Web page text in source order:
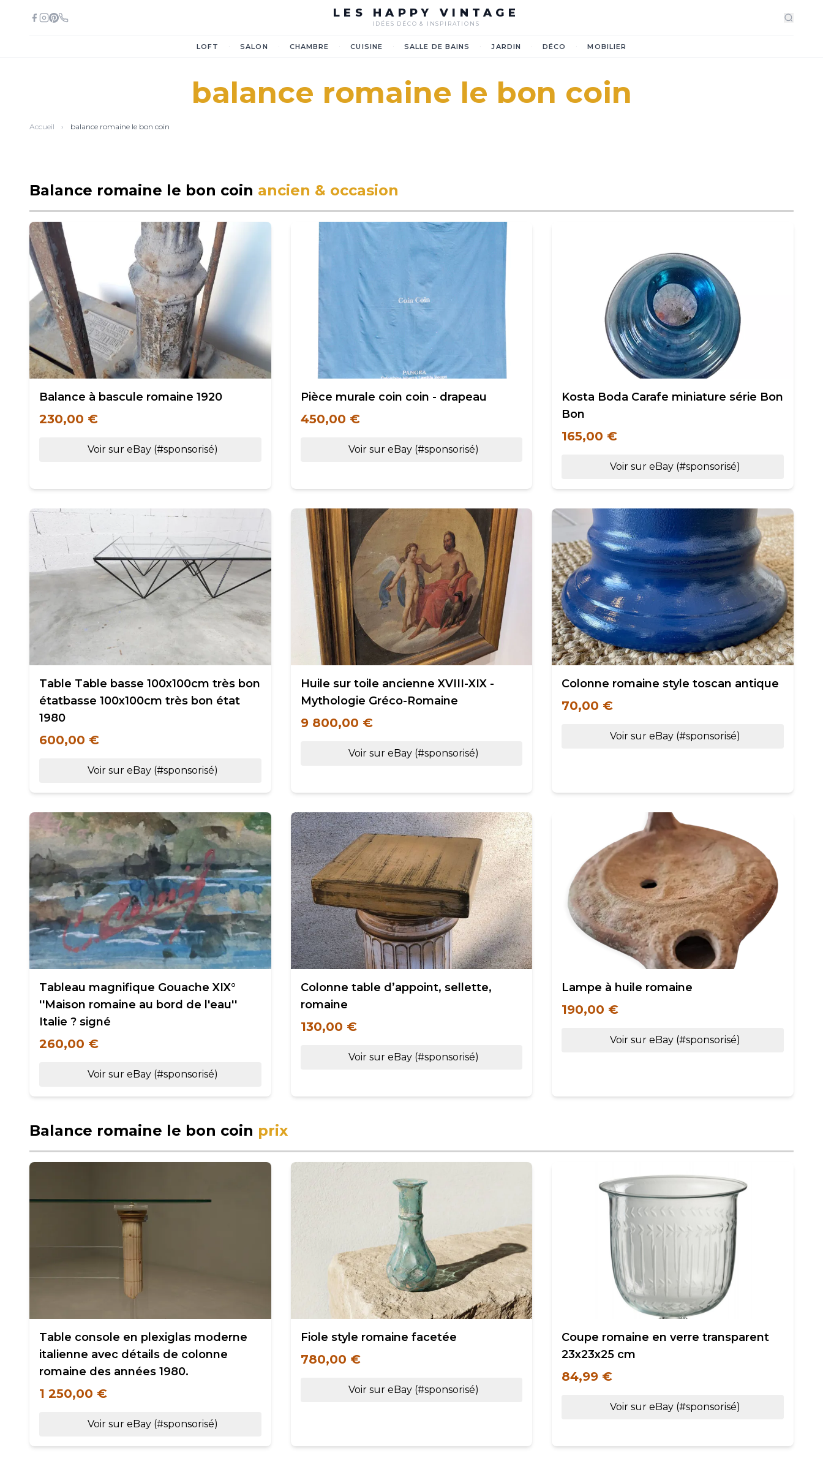
LES HAPPY VINTAGE
IDÉES DÉCO & INSPIRATIONS
LOFT SALON CHAMBRE CUISINE SALLE DE BAINS JARDIN DÉCO MOBILIER
balance romaine le bon coin
Accueil › balance romaine le bon coin
Balance romaine le bon coin ancien & occasion
Balance à bascule romaine 1920
230,00 €
Voir sur eBay (#sponsorisé)
Pièce murale coin coin - drapeau
450,00 €
Voir sur eBay (#sponsorisé)
Kosta Boda Carafe miniature série Bon
Bon
165,00 €
Voir sur eBay (#sponsorisé)
Table Table basse 100x100cm très bon
étatbasse 100x100cm très bon état
1980
600,00 €
Voir sur eBay (#sponsorisé)
Huile sur toile ancienne XVIII-XIX -
Mythologie Gréco-Romaine
9 800,00 €
Voir sur eBay (#sponsorisé)
Colonne romaine style toscan antique
70,00 €
Voir sur eBay (#sponsorisé)
Tableau magnifique Gouache XIX°
''Maison romaine au bord de l'eau''
Italie ? signé
260,00 €
Voir sur eBay (#sponsorisé)
Colonne table d’appoint, sellette,
romaine
130,00 €
Voir sur eBay (#sponsorisé)
Lampe à huile romaine
190,00 €
Voir sur eBay (#sponsorisé)
Balance romaine le bon coin prix
Table console en plexiglas moderne
italienne avec détails de colonne
romaine des années 1980.
1 250,00 €
Voir sur eBay (#sponsorisé)
Fiole style romaine facetée
780,00 €
Voir sur eBay (#sponsorisé)
Coupe romaine en verre transparent
23x23x25 cm
84,99 €
Voir sur eBay (#sponsorisé)